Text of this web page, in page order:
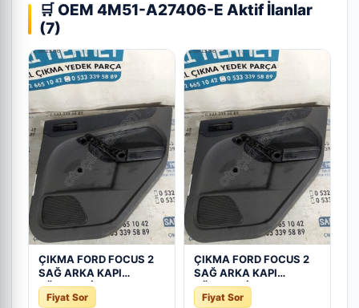
🛒 OEM 4M51-A27406-E Aktif İlanlar
(7)
ÇIKMA FORD FOCUS 2
SAĞ ARKA KAPI
DÖŞEMESİ - Konya
Çıkma Parça
Fiyat Sor
ÇIKMA FORD FOCUS 2
SAĞ ARKA KAPI
DÖŞEMESİ - Konya
Çıkma Parça
Fiyat Sor